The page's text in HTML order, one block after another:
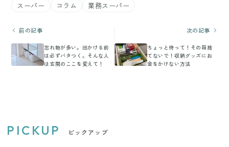
スーパー コラム 業務スーパー
前の記事
忘れ物が多い。出かける前
は必ずバタつく。そんな人
は玄関のここを変えて！
次の記事
ちょっと待って！その箱捨
てないで！収納グッズにお
金をかけない方法
PICKUP ピックアップ